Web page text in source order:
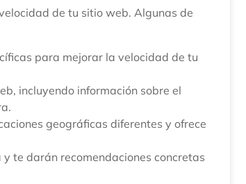
de tu sitio web. Algunas de
para mejorar la velocidad de tu
incluyendo información sobre el
geográficas diferentes y ofrece
te darán recomendaciones concretas